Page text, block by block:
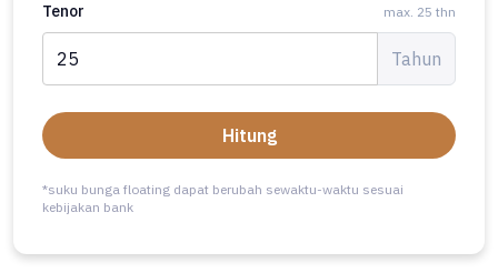
Tenor max. 25 thn
Tahun
Hitung
*suku bunga floating dapat berubah sewaktu-waktu sesuai
kebijakan bank